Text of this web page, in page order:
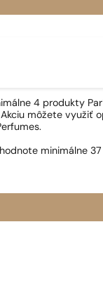
4 produkty
môžete využiť
minimálne